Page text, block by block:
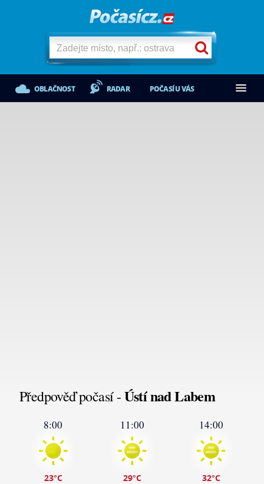
OBLAČNOST RADAR POČASÍ U VÁS
Předpověď počasí -Ústí nad Labem
8:00
23°C
11:00
29°C
14:00
32°C